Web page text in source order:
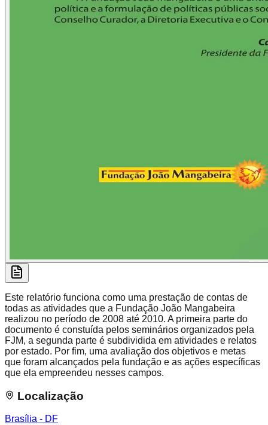
Este relatório funciona como uma prestação de contas de
todas as atividades que a Fundação João Mangabeira
realizou no período de 2008 até 2010. A primeira parte do
documento é constuída pelos seminários organizados pela
FJM, a segunda parte é subdividida em atividades e relatos
por estado. Por fim, uma avaliação dos objetivos e metas
que foram alcançados pela fundação e as ações específicas
que ela empreendeu nesses campos.
Localização
Brasília - DF